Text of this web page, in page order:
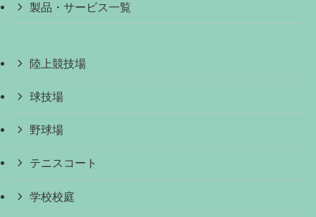
製品・サービス一覧
陸上競技場
球技場
野球場
テニスコート
学校校庭